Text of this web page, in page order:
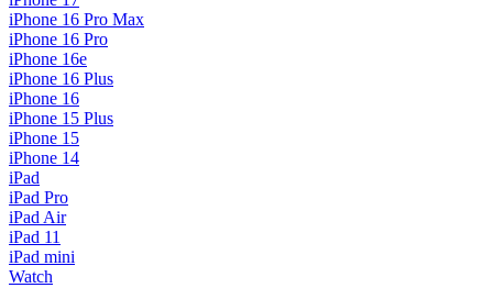
iPhone 16 Pro Max
iPhone 16 Pro
iPhone 16e
iPhone 16 Plus
iPhone 16
iPhone 15 Plus
iPhone 15
iPhone 14
iPad
iPad Pro
iPad Air
iPad 11
iPad mini
Watch